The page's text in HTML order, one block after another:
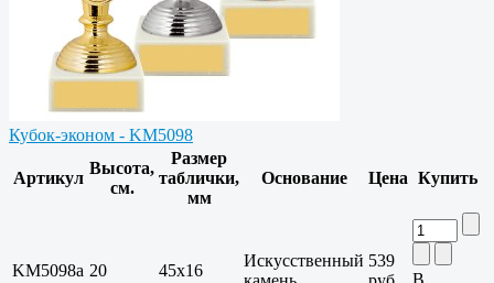
Кубок-эконом - KM5098
Артикул
Высота,
см.
Размер
таблички,
мм
Основание Цена Купить
KM5098a 20 45x16
Искусственный 539
В